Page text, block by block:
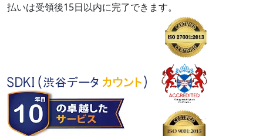
払いは受領後15日以内に完了できます。